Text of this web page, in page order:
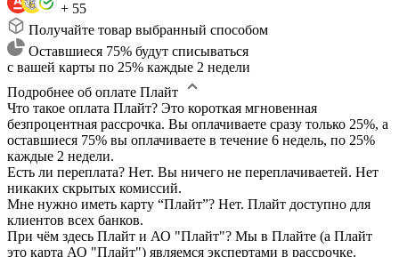
+ 55
Получайте товар выбранный способом
Оставшиеся 75% будут списываться
с вашей карты по 25% каждые 2 недели
Подробнее об оплате Плайт
Что такое оплата Плайт? Это короткая мгновенная
безпроцентная рассрочка. Вы оплачиваете сразу только 25%, а
оставшиеся 75% вы оплачиваете в течение 6 недель, по 25%
каждые 2 недели.
Есть ли переплата? Нет. Вы ничего не переплачиваетей. Нет
никаких скрытых комиссий.
Мне нужно иметь карту “Плайт”? Нет. Плайт доступно для
клиентов всех банков.
При чём здесь Плайт и АО "Плайт"? Мы в Плайте (а Плайт
это карта АО "Плайт") являемся экспертами в рассрочке.